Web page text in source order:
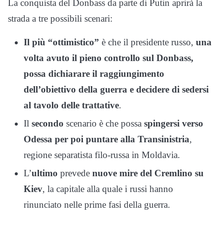
La conquista del Donbass da parte di Putin aprirà la
strada a tre possibili scenari:
Il più “ottimistico” è che il presidente russo, una
volta avuto il pieno controllo sul Donbass,
possa dichiarare il raggiungimento
dell’obiettivo della guerra e decidere di sedersi
al tavolo delle trattative.
Il secondo scenario è che possa spingersi verso
Odessa per poi puntare alla Transinistria,
regione separatista filo-russa in Moldavia.
L’ultimo prevede nuove mire del Cremlino su
Kiev, la capitale alla quale i russi hanno
rinunciato nelle prime fasi della guerra.